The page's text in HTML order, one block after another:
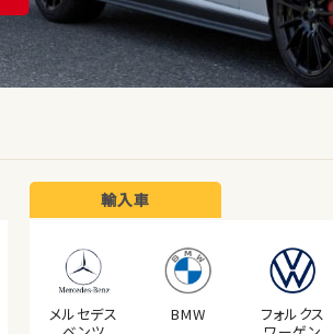
輸入車
メルセデス
BMW
フォルクス